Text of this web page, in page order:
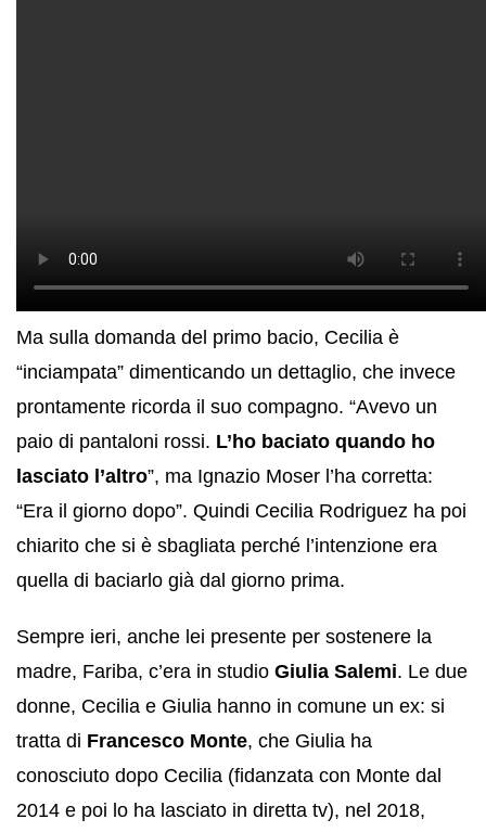
Ma sulla domanda del primo bacio, Cecilia è
“inciampata” dimenticando un dettaglio, che invece
prontamente ricorda il suo compagno. “Avevo un
paio di pantaloni rossi. L’ho baciato quando ho
lasciato l’altro”, ma Ignazio Moser l’ha corretta:
“Era il giorno dopo”. Quindi Cecilia Rodriguez ha poi
chiarito che si è sbagliata perché l’intenzione era
quella di baciarlo già dal giorno prima.
Sempre ieri, anche lei presente per sostenere la
madre, Fariba, c’era in studio Giulia Salemi. Le due
donne, Cecilia e Giulia hanno in comune un ex: si
tratta di Francesco Monte, che Giulia ha
conosciuto dopo Cecilia (fidanzata con Monte dal
2014 e poi lo ha lasciato in diretta tv), nel 2018,